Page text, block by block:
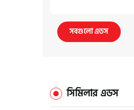
সবগুলো এডস
সিমিলার এডস